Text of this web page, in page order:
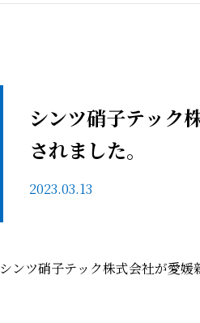
シンツ硝子テック
されました。
2023.03.13
シンツ硝子テック株式会社が愛